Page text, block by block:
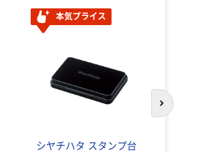
本気プライス
シヤチハタ スタンプ台
次のスライド